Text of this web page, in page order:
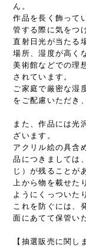
ん。
作品を長く飾って
管する際に気をつ
直射日光が当たる
場所、湿度が高く
美術館などでの理
されています。
ご家庭で厳密な湿
をご配慮いただき
また、作品には光
ざいます。
アクリル絵の具含
品につきましては
じ）が残ることが
上から物を載せた
ようにくっついた
これを防ぐには、
面にあてて保管い
【抽選販売に関し